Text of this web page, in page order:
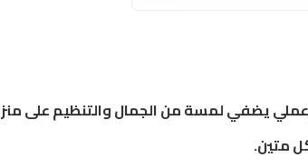
يضفي لمسة من الجمال والتنظيم على
متين.